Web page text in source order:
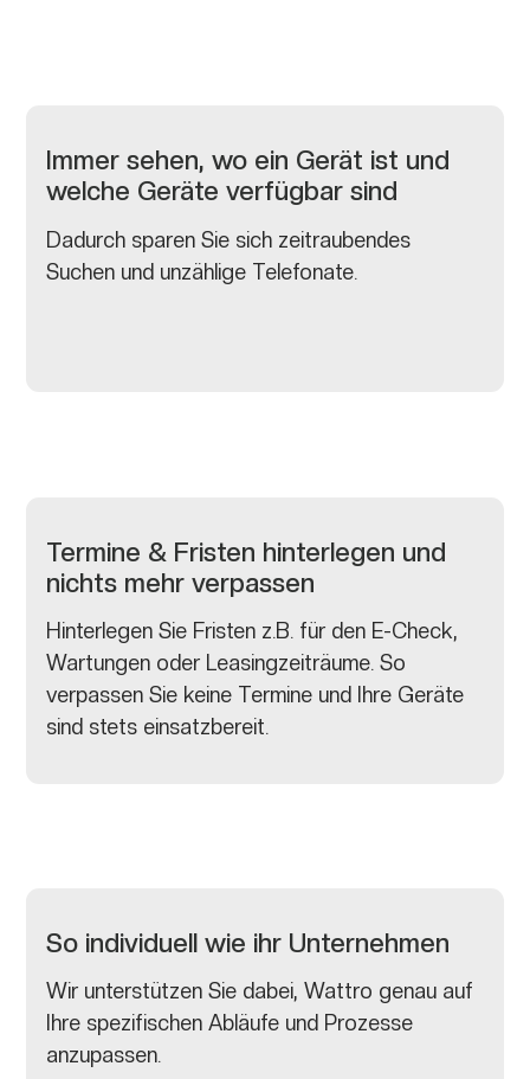
Immer sehen, wo ein Gerät ist und
welche Geräte verfügbar sind
Dadurch sparen Sie sich zeitraubendes
Suchen und unzählige Telefonate.
Termine & Fristen hinterlegen und
nichts mehr verpassen
Hinterlegen Sie Fristen z.B. für den E-Check,
Wartungen oder Leasingzeiträume. So
verpassen Sie keine Termine und Ihre Geräte
sind stets einsatzbereit.
So individuell wie ihr Unternehmen
Wir unterstützen Sie dabei, Wattro genau auf
Ihre spezifischen Abläufe und Prozesse
anzupassen.